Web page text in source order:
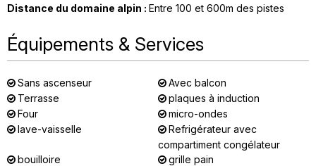
Distance du domaine alpin : Entre 100 et 600m des pistes
Équipements & Services
Sans ascenseur
Avec balcon
Terrasse
plaques à induction
Four
micro-ondes
lave-vaisselle
Refrigérateur avec
compartiment congélateur
bouilloire
grille pain